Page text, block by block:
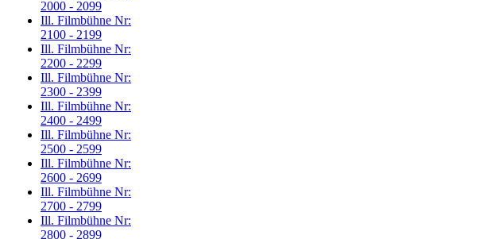
2000 - 2099
Ill. Filmbühne Nr:
2100 - 2199
Ill. Filmbühne Nr:
2200 - 2299
Ill. Filmbühne Nr:
2300 - 2399
Ill. Filmbühne Nr:
2400 - 2499
Ill. Filmbühne Nr:
2500 - 2599
Ill. Filmbühne Nr:
2600 - 2699
Ill. Filmbühne Nr:
2700 - 2799
Ill. Filmbühne Nr:
2800 - 2899